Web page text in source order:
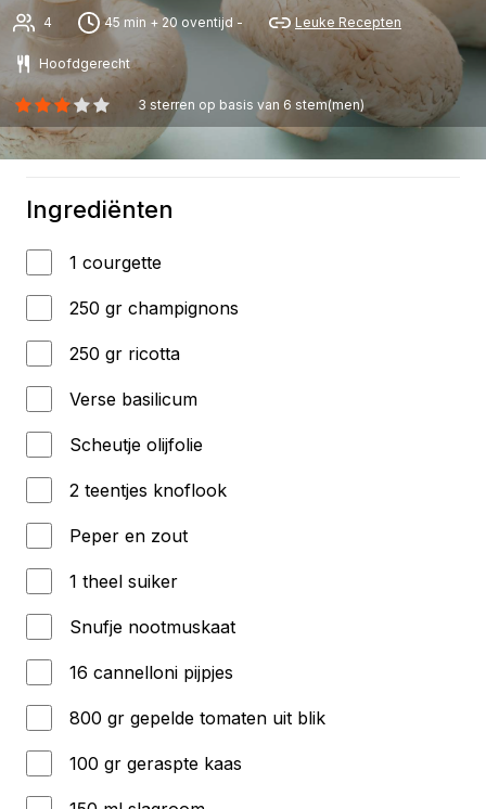
4 45 min + 20 oventijd - Leuke Recepten
Hoofdgerecht
3 sterren op basis van 6 stem(men)
Ingrediënten
1 courgette
250 gr champignons
250 gr ricotta
Verse basilicum
Scheutje olijfolie
2 teentjes knoflook
Peper en zout
1 theel suiker
Snufje nootmuskaat
16 cannelloni pijpjes
800 gr gepelde tomaten uit blik
100 gr geraspte kaas